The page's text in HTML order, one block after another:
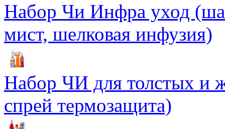
Набор Чи Инфра уход
мист, шелковая инфузия)
Набор ЧИ для толстых и
спрей термозащита)